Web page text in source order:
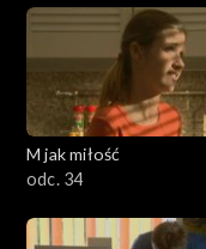
M jak miłość
odc. 34